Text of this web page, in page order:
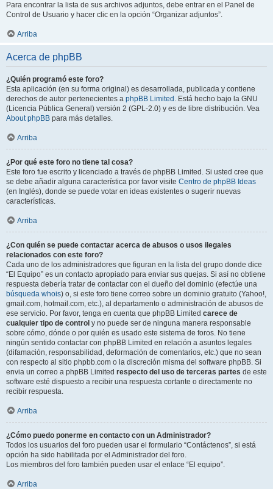
Para encontrar la lista de sus archivos adjuntos, debe entrar en el Panel de
Control de Usuario y hacer clic en la opción “Organizar adjuntos”.
Arriba
Acerca de phpBB
¿Quién programó este foro?
Esta aplicación (en su forma original) es desarrollada, publicada y contiene
derechos de autor pertenecientes a phpBB Limited . Está hecho bajo la GNU
(Licencia Pública General) versión 2 (GPL-2.0) y es de libre distribución. Vea
About phpBB para más detalles.
Arriba
¿Por qué este foro no tiene tal cosa?
Este foro fue escrito y licenciado a través de phpBB Limited. Si usted cree que
se debe añadir alguna característica por favor visite Centro de phpBB Ideas
(en Inglés), donde se puede votar en ideas existentes o sugerir nuevas
características.
Arriba
¿Con quién se puede contactar acerca de abusos o usos ilegales
relacionados con este foro?
Cada uno de los administradores que figuran en la lista del grupo donde dice
“El Equipo” es un contacto apropiado para enviar sus quejas. Si así no obtiene
respuesta debería tratar de contactar con el dueño del dominio (efectúe una
búsqueda whois) o, si este foro tiene correo sobre un dominio gratuito (Yahoo!,
gmail.com, hotmail.com, etc.), al departamento o administración de abusos de
ese servicio. Por favor, tenga en cuenta que phpBB Limited carece de
cualquier tipo de control y no puede ser de ninguna manera responsable
sobre cómo, dónde o por quién es usado este sistema de foros. No tiene
ningún sentido contactar con phpBB Limited en relación a asuntos legales
(difamación, responsabilidad, deformación de comentarios, etc.) que no sean
con respecto al sitio phpbb.com o la discreción misma del software phpBB. Si
envia un correo a phpBB Limited respecto del uso de terceras partes de este
software esté dispuesto a recibir una respuesta cortante o directamente no
recibir respuesta.
Arriba
¿Cómo puedo ponerme en contacto con un Administrador?
Todos los usuarios del foro pueden usar el formulario “Contáctenos”, si está
opción ha sido habilitada por el Administrador del foro.
Los miembros del foro también pueden usar el enlace “El equipo”.
Arriba